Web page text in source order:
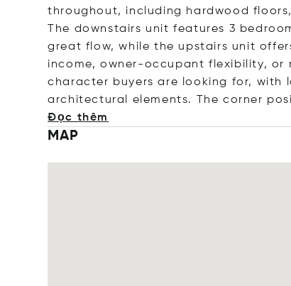
throughout, including hardwood
The downstairs unit features 3
great flow, while the upstairs unit
income, owner-occupant flexibility,
character buyers are looking for, with
architectural elements. The corner
Đọc thêm
MAP